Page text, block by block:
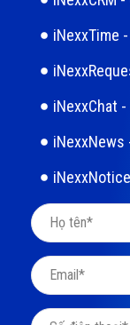
iNexxTime
iNexxChat
iNexxNews